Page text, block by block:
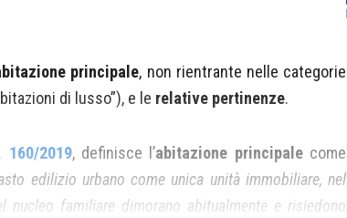
principale, non rientrante nelle categorie
di lusso”), e le relative pertinenze.
2019, definisce l’abitazione principale come
edilizio urbano come unica unità immobiliare, nel
familiare dimorano abitualmente e risiedono